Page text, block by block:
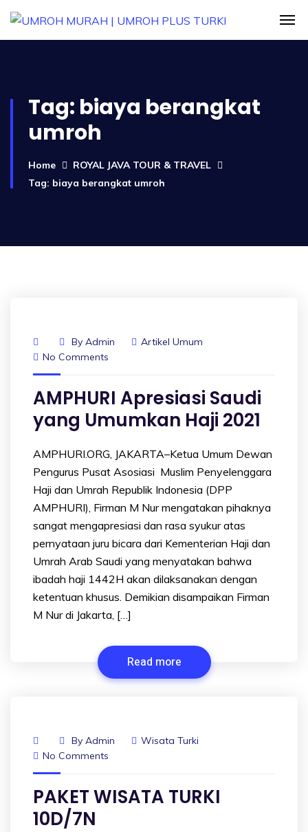
Tag: biaya berangkat
umroh
Home
ROYAL JAVA TOUR & TRAVEL
Tag: biaya berangkat umroh
By Admin
Artikel Umum
No Comments
AMPHURI Apresiasi Saudi
yang Umumkan Haji 2021
AMPHURI.ORG, JAKARTA–Ketua Umum Dewan
Pengurus Pusat Asosiasi Muslim Penyelenggara
Haji dan Umrah Republik Indonesia (DPP
AMPHURI), Firman M Nur mengatakan pihaknya
sangat mengapresiasi dan rasa syukur atas
pernyataan juru bicara dari Kementerian Haji dan
Umrah Arab Saudi yang menyatakan bahwa
ibadah haji 1442H akan dilaksanakan dengan
ketentuan khusus. Demikian disampaikan Firman
M Nur di Jakarta, […]
Read more
By Admin
Wisata Turki
No Comments
PAKET WISATA TURKI
10D/7N